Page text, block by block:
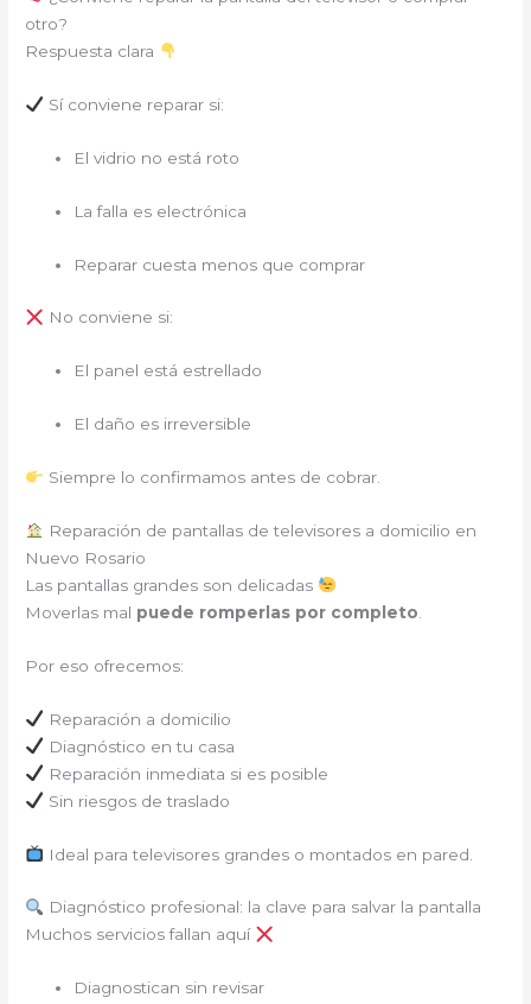
otro?
Respuesta clara
Sí conviene reparar si:
El vidrio no está roto
La falla es electrónica
Reparar cuesta menos que comprar
No conviene si:
El panel está estrellado
El daño es irreversible
Siempre lo confirmamos antes de cobrar.
Reparación de pantallas de televisores a domicilio en
Nuevo Rosario
Las pantallas grandes son delicadas
Moverlas mal puede romperlas por completo
Por eso ofrecemos:
Reparación a domicilio
Diagnóstico en tu casa
Reparación inmediata si es posible
Sin riesgos de traslado
Ideal para televisores grandes o montados en pared.
Diagnóstico profesional: la clave para salvar la pantalla
Muchos servicios fallan aquí
Diagnostican sin revisar